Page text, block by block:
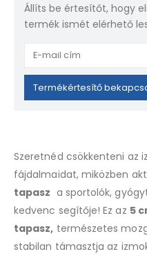
Állíts be értesítőt, hogy
termék ismét elérhető
Enter
email
address
waitlist
for
this
product
Termékértesítő
Szeretnéd csökkenteni az
fájdalmaidat, miközben
tapasz a sportolók,
kedvenc segítője! Ez az 5
tapasz, természetes
stabilan támasztja az